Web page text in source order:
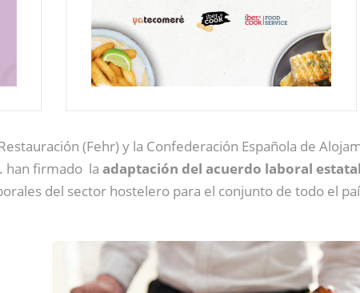
(Fehr) y la Confederación Española de
han firmado la adaptación del acuerdo laboral
del sector hostelero para el conjunto de todo el